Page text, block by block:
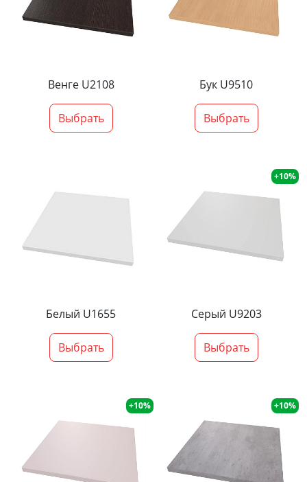
Венге U2108
Выбрать
Бук U9510
Выбрать
Белый U1655
Выбрать
+10%
Серый U9203
Выбрать
+10% +10%